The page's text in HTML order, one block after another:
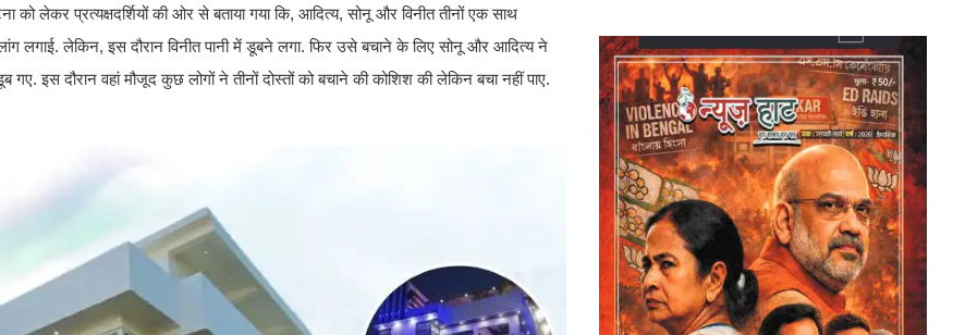
लेकर प्रत्यक्षदर्शियों की ओर से बताया गया कि, आदित्य, सोनू और विनीत तीनों एक साथ
लगाई. लेकिन, इस दौरान विनीत पानी में डूबने लगा. फिर उसे बचाने के लिए सोनू और आदित्य ने
इस दौरान वहां मौजूद कुछ लोगों ने तीनों दोस्तों को बचाने की कोशिश की लेकिन बचा नहीं पाए.